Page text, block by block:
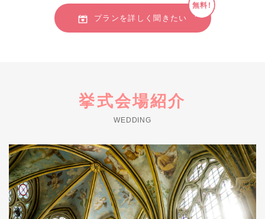
プランを詳しく聞きたい
無料!
挙式会場紹介
WEDDING